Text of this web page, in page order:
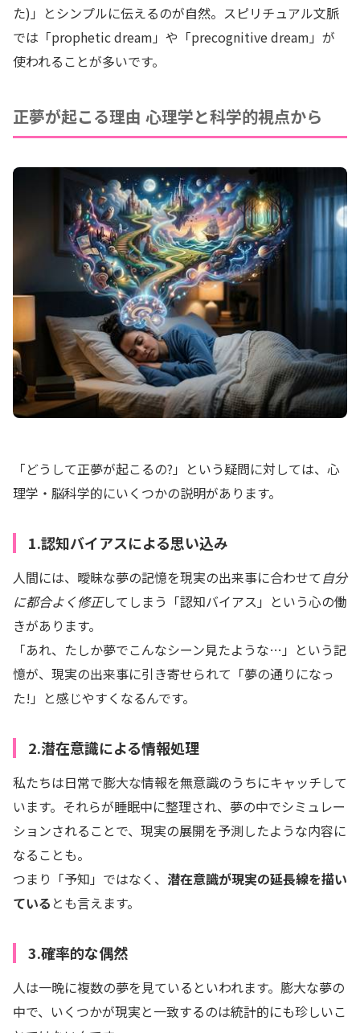
た)」とシンプルに伝えるのが自然。スピリチュアル文脈
では「prophetic dream」や「precognitive dream」が
使われることが多いです。
正夢が起こる理由 心理学と科学的視点から
「どうして正夢が起こるの?」という疑問に対しては、心
理学・脳科学的にいくつかの説明があります。
1.認知バイアスによる思い込み
人間には、曖昧な夢の記憶を現実の出来事に合わせて 自分
に都合よく修正してしまう「認知バイアス」という心の働
きがあります。
「あれ、たしか夢でこんなシーン見たような…」という記
憶が、現実の出来事に引き寄せられて「夢の通りになっ
た!」と感じやすくなるんです。
2.潜在意識による情報処理
私たちは日常で膨大な情報を無意識のうちにキャッチして
います。それらが睡眠中に整理され、夢の中でシミュレー
ションされることで、現実の展開を予測したような内容に
なることも。
つまり「予知」ではなく、 潜在意識が現実の延長線を描い
ている とも言えます。
3.確率的な偶然
人は一晩に複数の夢を見ているといわれます。膨大な夢の
中で、いくつかが現実と一致するのは統計的にも珍しいこ